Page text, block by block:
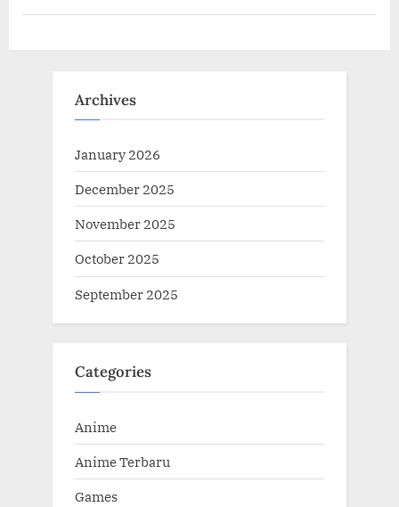
Tayang
Archives
January 2026
December 2025
November 2025
October 2025
September 2025
Categories
Anime
Anime Terbaru
Games